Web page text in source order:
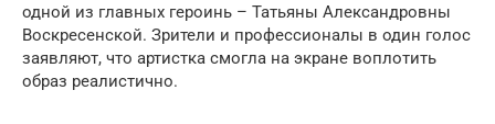
одной из главных героинь – Татьяны Александровны
Воскресенской. Зрители и профессионалы в один голос
заявляют, что артистка смогла на экране воплотить
образ реалистично.